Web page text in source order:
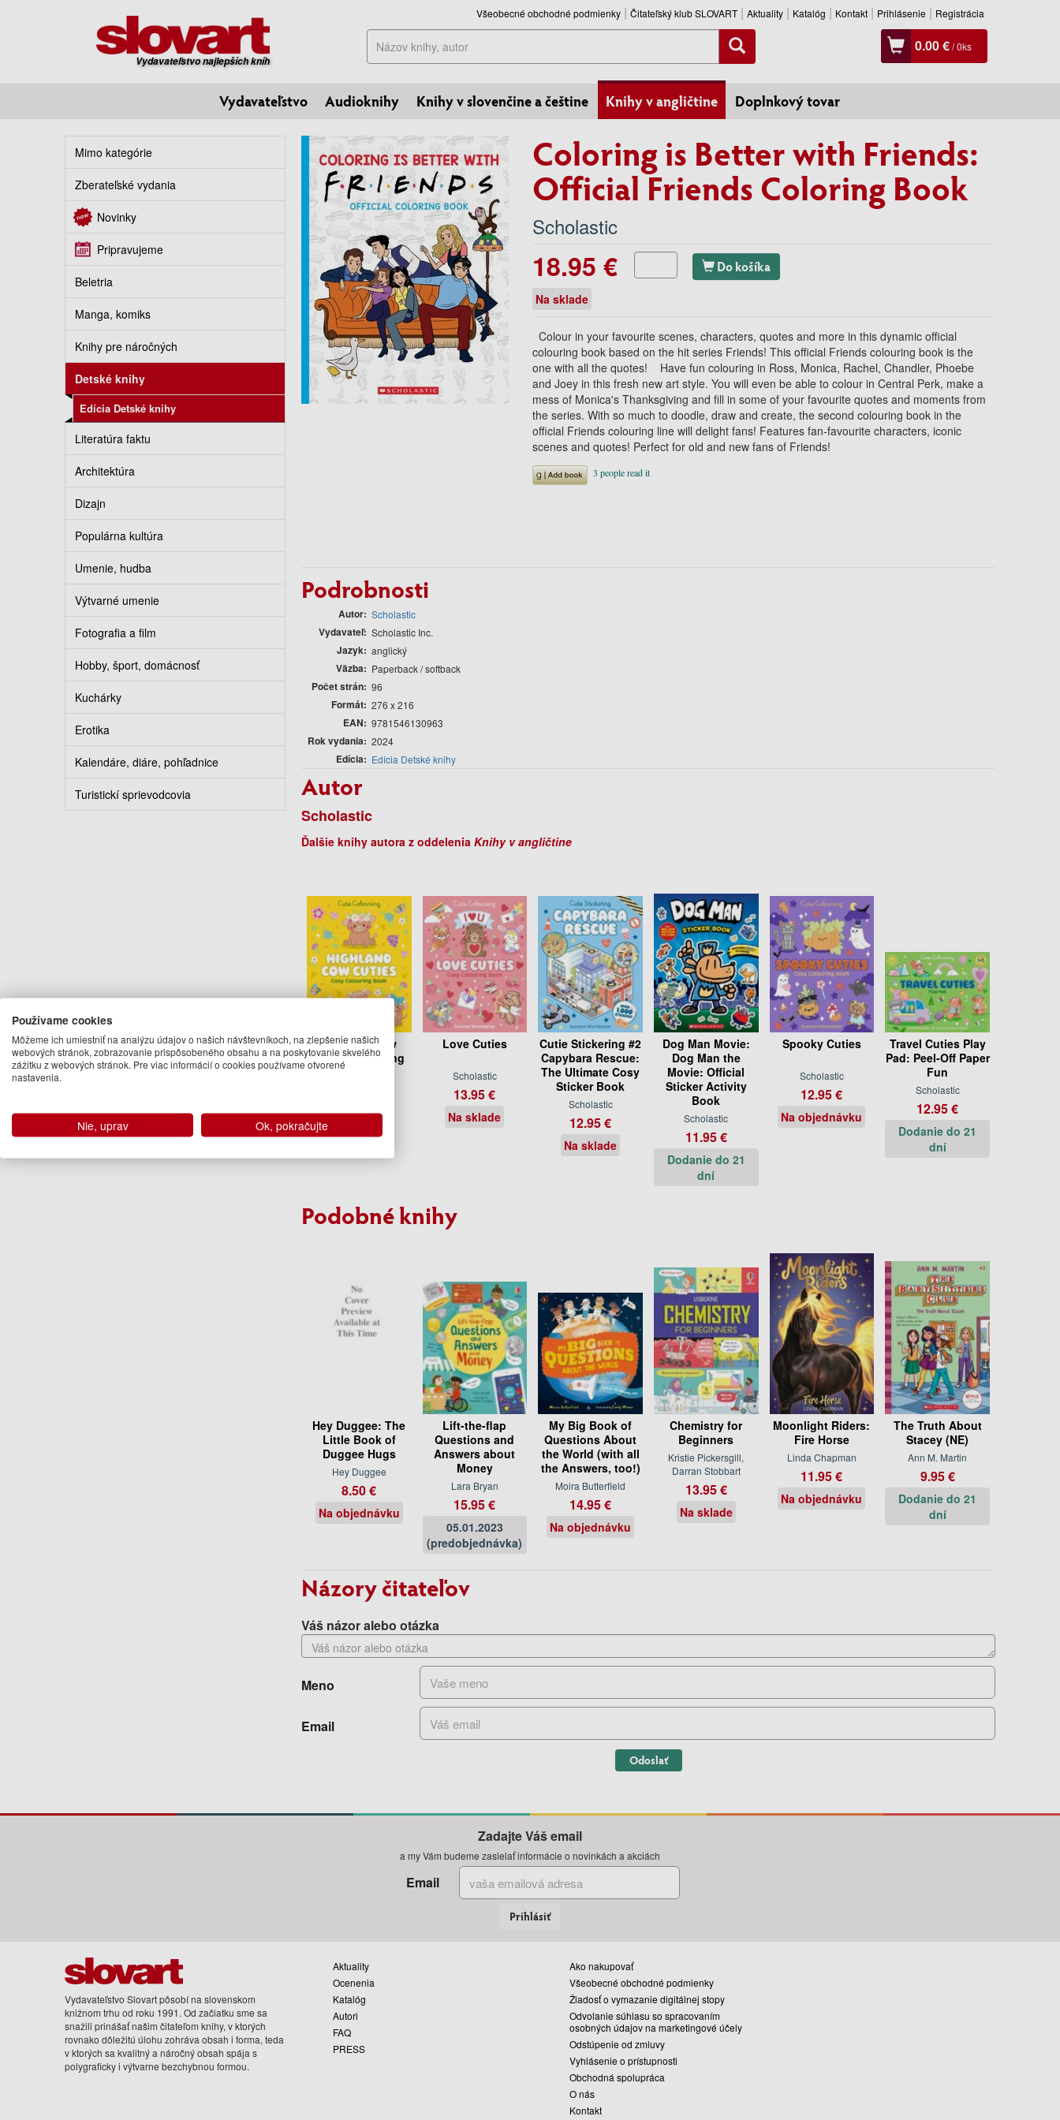
Vydavateľstvo najlepších kníh
Všeobecné obchodné podmienky Čitateľský klub SLOVART Aktuality Katalóg Kontakt Prihlásenie Registrácia
Hľadať 0.00 €/0ks
Vydavateľstvo Audioknihy Knihy v slovenčine a češtine Knihy v angličtine Doplnkový tovar
Mimo kategórie
Zberateľské vydania
Novinky
Pripravujeme
Beletria
Manga, komiks
Knihy pre náročných
Detské knihy
Edícia Detské knihy
Literatúra faktu
Architektúra
Dizajn
Populárna kultúra
Umenie, hudba
Výtvarné umenie
Fotografia a film
Hobby, šport, domácnosť
Kuchárky
Erotika
Kalendáre, diáre, pohľadnice
Turistickí sprievodcovia
Coloring is Better with Friends:
Official Friends Coloring Book
Scholastic
18.95 € Do košíka
Na sklade
Colour in your favourite scenes, characters, quotes and more in this dynamic official
colouring book based on the hit series Friends! This official Friends colouring book is the
one with all the quotes! Have fun colouring in Ross, Monica, Rachel, Chandler, Phoebe
and Joey in this fresh new art style. You will even be able to colour in Central Perk, make a
mess of Monica's Thanksgiving and fill in some of your favourite quotes and moments from
the series. With so much to doodle, draw and create, the second colouring book in the
official Friends colouring line will delight fans! Features fan-favourite characters, iconic
scenes and quotes! Perfect for old and new fans of Friends!
Podrobnosti
Autor Scholastic
Vydavateľ Scholastic Inc.
Jazyk anglický
Väzba Paperback / softback
Počet strán 96
Formát 276 x 216
EAN 9781546130963
Rok vydania 2024
Edícia Edícia Detské knihy
Autor
Scholastic
Ďalšie knihy autora z oddelenia Knihy v angličtine
Highland Cow
Cuties Colouring
12.95 €
Na sklade
Love Cuties
Scholastic
13.95 €
Na sklade
Cutie Stickering #2
Capybara Rescue:
The Ultimate Cosy
Sticker Book
Scholastic
12.95 €
Na sklade
Dog Man Movie:
Dog Man the
Movie: Official
Sticker Activity
Book
Scholastic
11.95 €
Dodanie do 21
dní
Spooky Cuties
Scholastic
12.95 €
Na objednávku
Travel Cuties Play
Pad: Peel-Off Paper
Fun
Scholastic
12.95 €
Dodanie do 21
dní
Podobné knihy
Hey Duggee: The
Little Book of
Duggee Hugs
Hey Duggee
8.50 €
Na objednávku
Lift-the-flap
Questions and
Answers about
Money
Lara Bryan
15.95 €
05.01.2023
(predobjednávka)
My Big Book of
Questions About
the World (with all
the Answers, too!)
Moira Butterfield
14.95 €
Na objednávku
Chemistry for
Beginners
Kristie Pickersgill,
Darran Stobbart
13.95 €
Na sklade
Moonlight Riders:
Fire Horse
Linda Chapman
11.95 €
Na objednávku
The Truth About
Stacey (NE)
Ann M. Martin
9.95 €
Dodanie do 21
dní
Názory čitateľov
Váš názor alebo otázka
Meno
Email
Odoslať
Zadajte Váš email
a my Vám budeme zasielať informácie o novinkách a akciách
Email
Prihlásiť
Vydavateľstvo Slovart pôsobí na slovenskom
knižnom trhu od roku 1991. Od začiatku sme sa
snažili prinášať našim čitateľom knihy, v ktorých
rovnako dôležitú úlohu zohráva obsah i forma, teda
v ktorých sa kvalitný a náročný obsah spája s
polygraficky i výtvarne bezchybnou formou.
Aktuality
Ocenenia
Katalóg
Autori
FAQ
PRESS
Ako nakupovať
Všeobecné obchodné podmienky
Žiadosť o vymazanie digitálnej stopy
Odvolanie súhlasu so spracovaním
osobných údajov na marketingové účely
Odstúpenie od zmluvy
Vyhlásenie o prístupnosti
Obchodná spolupráca
O nás
Kontakt
Používame cookies
Môžeme ich umiestniť na analýzu údajov o našich návštevníkoch, na zlepšenie našich
webových stránok, zobrazovanie prispôsobeného obsahu a na poskytovanie skvelého
zážitku z webových stránok. Pre viac informácií o cookies používame otvorené
nastavenia.
Nie, uprav Ok, pokračujte